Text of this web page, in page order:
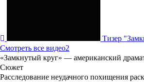
Тизер
Смотреть все видео2
«Замкнутый круг» — американский
Сюжет
Расследование неудачного похищения